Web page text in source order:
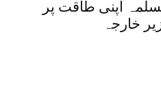
اپنی طاقت پر
خارجہ